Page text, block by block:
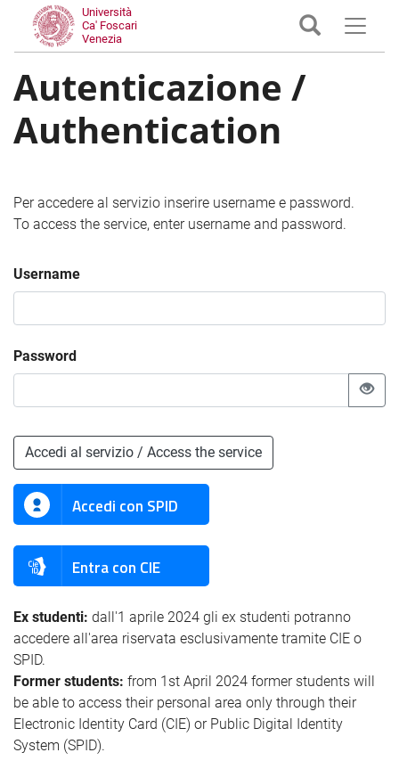
Università
Ca' Foscari
Venezia
Autenticazione /
Authentication
Per accedere al servizio inserire username e password.
To access the service, enter username and password.
Username
Password
Accedi al servizio / Access the service
Accedi con SPID
Entra con CIE
Ex studenti: dall'1 aprile 2024 gli ex studenti potranno
accedere all'area riservata esclusivamente tramite CIE o
SPID.
Former students: from 1st April 2024 former students will
be able to access their personal area only through their
Electronic Identity Card (CIE) or Public Digital Identity
System (SPID).